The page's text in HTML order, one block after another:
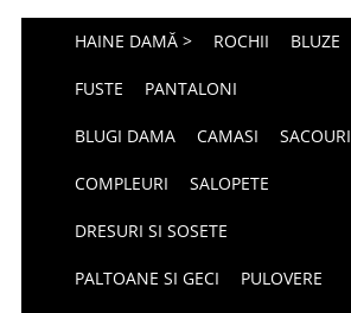
HAINE DAMĂ > ROCHII BLUZE
FUSTE PANTALONI
BLUGI DAMA CAMASI SACOURI
COMPLEURI SALOPETE
DRESURI SI SOSETE
PALTOANE SI GECI PULOVERE